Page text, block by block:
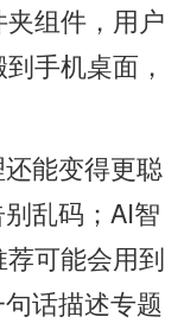
组件，用户
手机桌面，
能变得更聪
乱码；AI智
可能会用到
话描述专题